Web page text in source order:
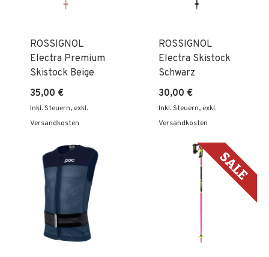
ROSSIGNOL
Electra Premium
Skistock Beige
35,00 €
Inkl. Steuern, exkl.
Versandkosten
ROSSIGNOL
Electra Skistock
Schwarz
30,00 €
Inkl. Steuern, exkl.
Versandkosten